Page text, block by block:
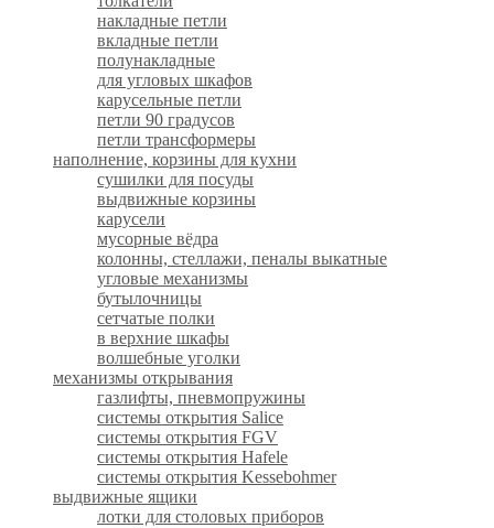
накладные петли
вкладные петли
полунакладные
для угловых шкафов
карусельные петли
петли 90 градусов
петли трансформеры
наполнение, корзины для кухни
сушилки для посуды
выдвижные корзины
карусели
мусорные вёдра
колонны, стеллажи, пеналы выкатные
угловые механизмы
бутылочницы
сетчатые полки
в верхние шкафы
волшебные уголки
механизмы открывания
газлифты, пневмопружины
системы открытия Salice
системы открытия FGV
системы открытия Hafele
системы открытия Kessebohmer
выдвижные ящики
лотки для столовых приборов